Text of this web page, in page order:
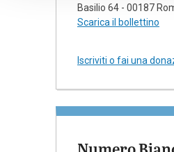
Basilio 64 - 00187
Scarica il bollettino
Iscriviti o fai una